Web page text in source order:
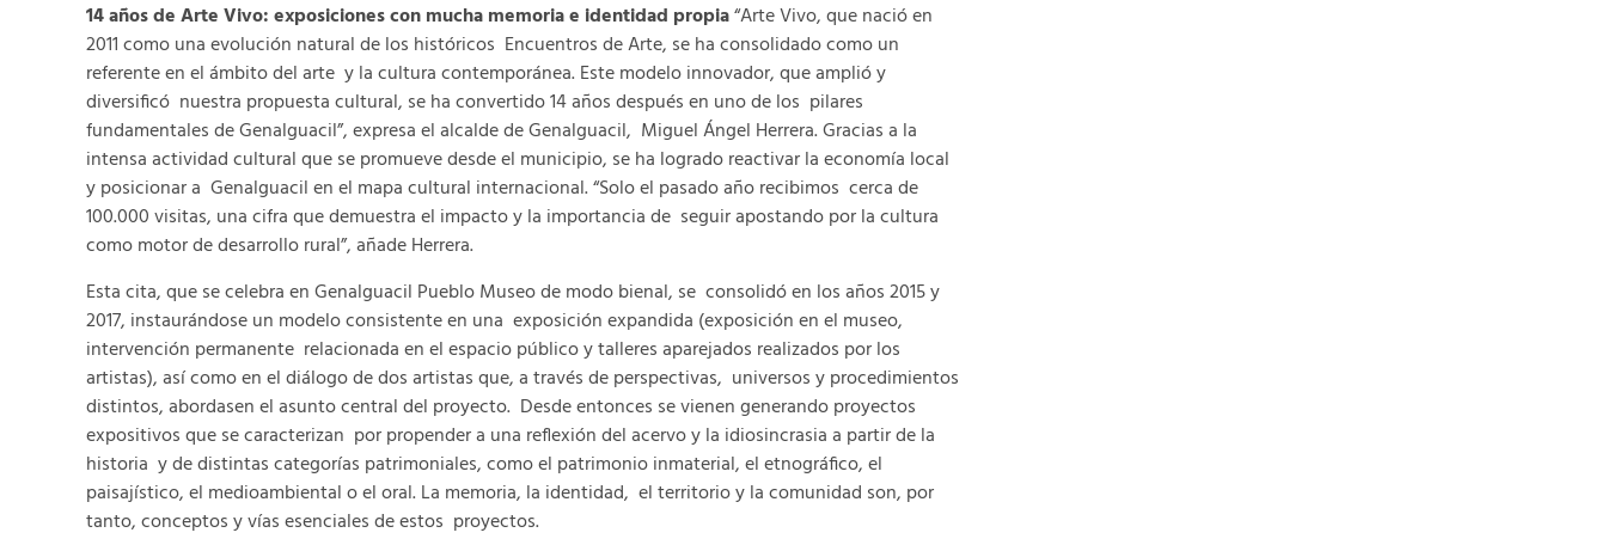
14 años de Arte Vivo: exposiciones con mucha memoria e identidad propia“Arte Vivo, que nació en
2011 como una evolución natural de los históricos Encuentros de Arte, se ha consolidado como un
referente en el ámbito del arte y la cultura contemporánea. Este modelo innovador, que amplió y
diversificó nuestra propuesta cultural, se ha convertido 14 años después en uno de los pilares
fundamentales de Genalguacil”, expresa el alcalde de Genalguacil, Miguel Ángel Herrera. Gracias a la
intensa actividad cultural que se promueve desde el municipio, se ha logrado reactivar la economía local
y posicionar a Genalguacil en el mapa cultural internacional. “Solo el pasado año recibimos cerca de
100.000 visitas, una cifra que demuestra el impacto y la importancia de seguir apostando por la cultura
como motor de desarrollo rural”, añade Herrera.
Esta cita, que se celebra en Genalguacil Pueblo Museo de modo bienal, se consolidó en los años 2015 y
2017, instaurándose un modelo consistente en una exposición expandida (exposición en el museo,
intervención permanente relacionada en el espacio público y talleres aparejados realizados por los
artistas), así como en el diálogo de dos artistas que, a través de perspectivas, universos y procedimientos
distintos, abordasen el asunto central del proyecto. Desde entonces se vienen generando proyectos
expositivos que se caracterizan por propender a una reflexión del acervo y la idiosincrasia a partir de la
historia y de distintas categorías patrimoniales, como el patrimonio inmaterial, el etnográfico, el
paisajístico, el medioambiental o el oral. La memoria, la identidad, el territorio y la comunidad son, por
tanto, conceptos y vías esenciales de estos proyectos.